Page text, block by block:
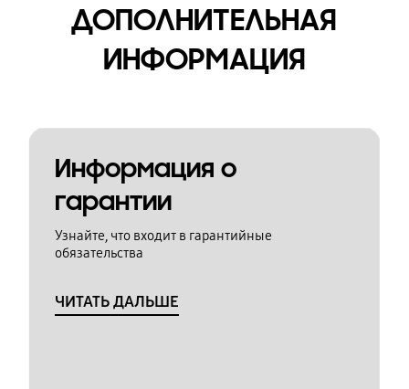
ДОПОЛНИТЕЛЬНАЯ
ИНФОРМАЦИЯ
Информация о
гарантии
Узнайте, что входит в гарантийные
обязательства
ЧИТАТЬ ДАЛЬШЕ